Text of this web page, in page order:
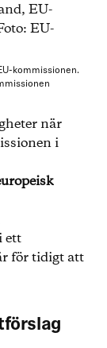
kommissionen.
när
i
ett
för tidigt att